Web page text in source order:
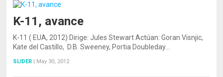
K-11, avance
K-11 ( EUA, 2012) Dirige: Jules Stewart Actúan: Goran Visnjic,
Kate del Castillo, D.B. Sweeney, Portia Doubleday…
SLIDER | May 30, 2012